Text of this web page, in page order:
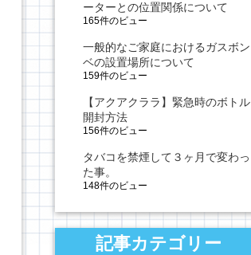
ーターとの位置関係について
165件のビュー
一般的なご家庭におけるガスボン
ベの設置場所について
159件のビュー
【アクアクララ】緊急時のボトル
開封方法
156件のビュー
タバコを禁煙して３ヶ月で変わっ
た事。
148件のビュー
記事カテゴリー